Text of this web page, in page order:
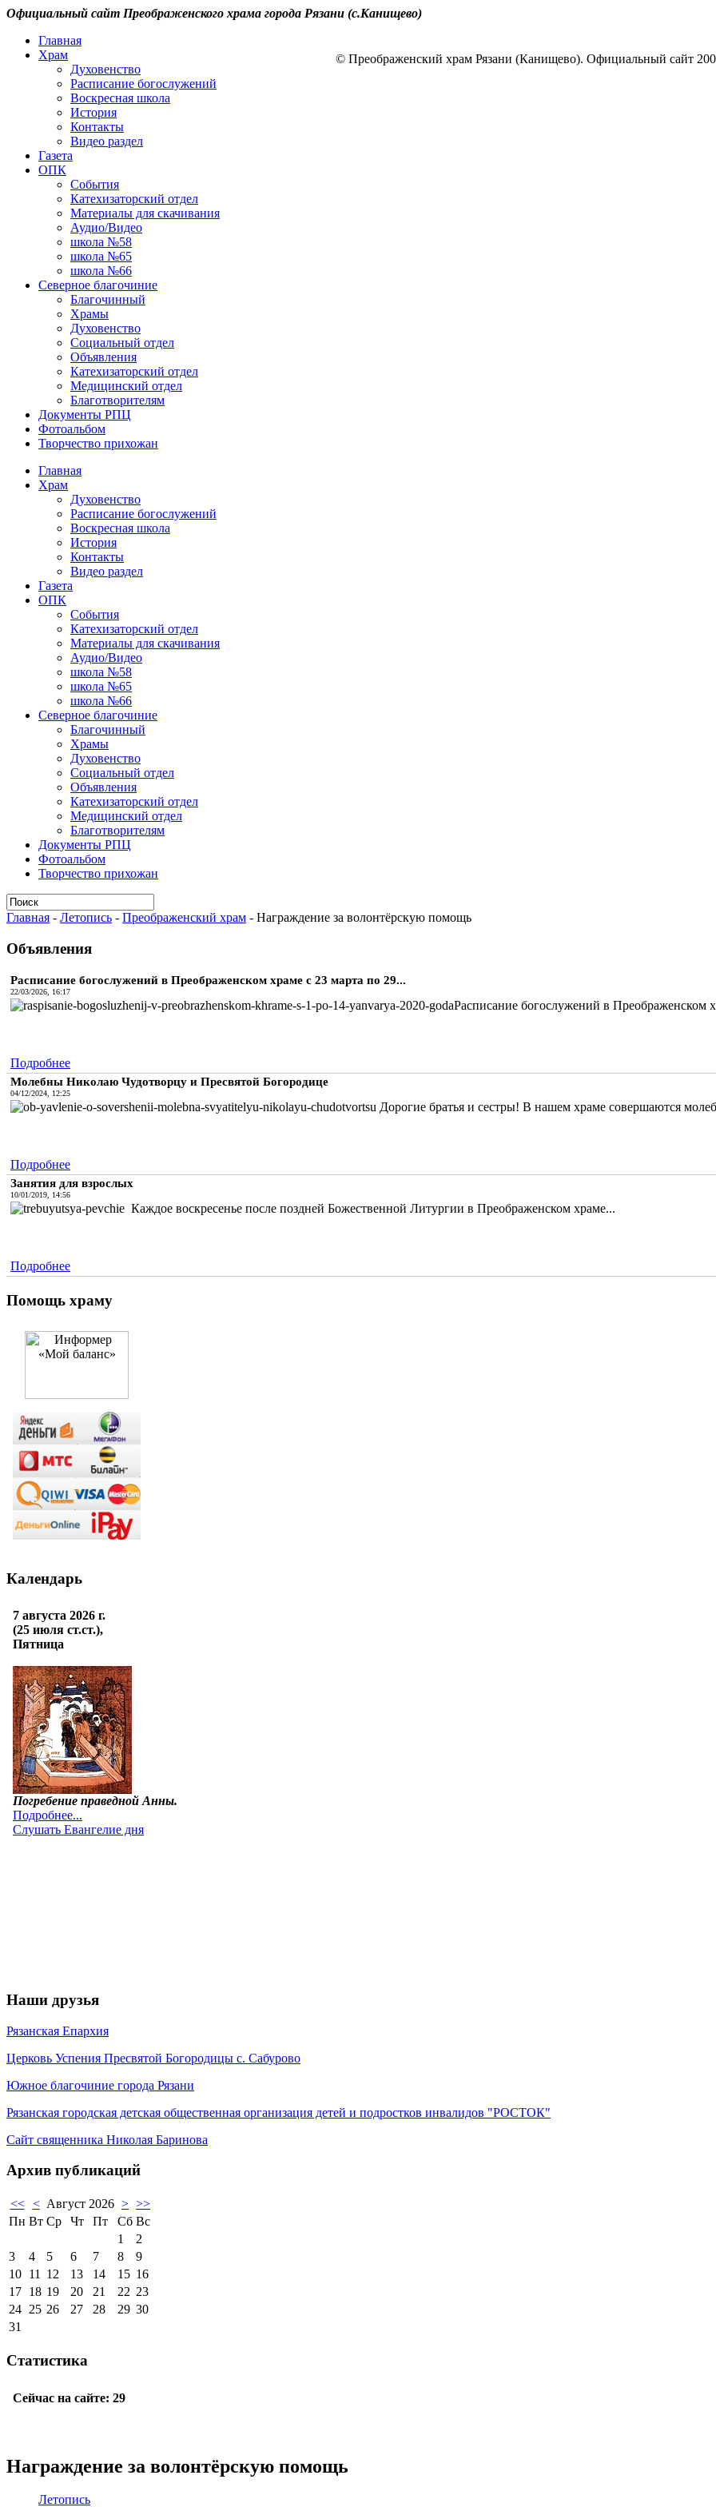
Официальный сайт Преображенского храма города Рязани (с.Канищево)
Главная
Храм
Духовенство
Расписание богослужений
Воскресная школа
История
Контакты
Видео раздел
Газета
ОПК
События
Катехизаторский отдел
Материалы для скачивания
Аудио/Видео
школа №58
школа №65
школа №66
Северное благочиние
Благочинный
Храмы
Духовенство
Социальный отдел
Объявления
Катехизаторский отдел
Медицинский отдел
Благотворителям
Документы РПЦ
Фотоальбом
Творчество прихожан
Главная
Храм
Духовенство
Расписание богослужений
Воскресная школа
История
Контакты
Видео раздел
Газета
ОПК
События
Катехизаторский отдел
Материалы для скачивания
Аудио/Видео
школа №58
школа №65
школа №66
Северное благочиние
Благочинный
Храмы
Духовенство
Социальный отдел
Объявления
Катехизаторский отдел
Медицинский отдел
Благотворителям
Документы РПЦ
Фотоальбом
Творчество прихожан
Главная - Летопись - Преображенский храм - Награждение за волонтёрскую помощь
Объявления
Расписание богослужений в Преображенском храме с 23 марта по 29...
22/03/2026, 16:17
Расписание богослужений в Преображенском
Подробнее
Молебны Николаю Чудотворцу и Пресвятой Богородице
04/12/2024, 12:25
Дорогие братья и сестры! В нашем храме совершаются
Подробнее
Занятия для взрослых
10/01/2019, 14:56
Каждое воскресенье после поздней Божественной Литургии в Преображенском храме...
Подробнее
Помощь храму
Календарь
Наши друзья
Рязанская Епархия
Церковь Успения Пресвятой Богородицы с. Сабурово
Южное благочиние города Рязани
Рязанская городская детская общественная организация детей и подростков инвалидов "РОСТОК"
Сайт священника Николая Баринова
Архив публикаций
<< < Август 2026 > >>
Пн Вт Ср Чт Пт Сб Вс
1
2
3
4 5 6 7 8
9
10 11 12 13 14 15 16
17 18 19 20 21 22 23
24 25 26 27 28 29 30
31
Статистика
Награждение за волонтёрскую помощь
Летопись
© Преображенский храм Рязани (Канищево). Официальный сайт